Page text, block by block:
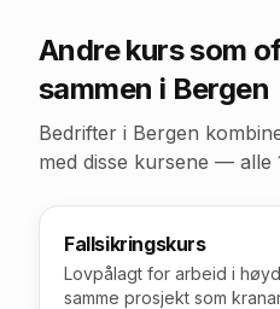
Andre kurs som
sammen i Bergen
Bedrifter i Bergen
med disse kursene — alle
Fallsikringskurs
Lovpålagt for arbeid i
samme prosjekt som